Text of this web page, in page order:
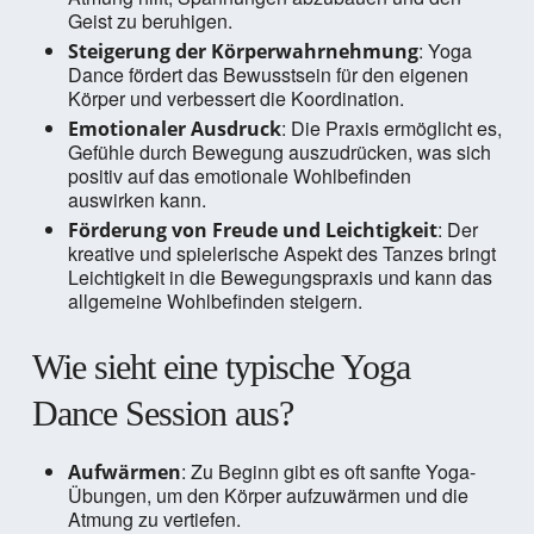
Geist zu beruhigen.
Steigerung der Körperwahrnehmung: Yoga
Dance fördert das Bewusstsein für den eigenen
Körper und verbessert die Koordination.
Emotionaler Ausdruck: Die Praxis ermöglicht es,
Gefühle durch Bewegung auszudrücken, was sich
positiv auf das emotionale Wohlbefinden
auswirken kann.
Förderung von Freude und Leichtigkeit: Der
kreative und spielerische Aspekt des Tanzes bringt
Leichtigkeit in die Bewegungspraxis und kann das
allgemeine Wohlbefinden steigern.
Wie sieht eine typische Yoga
Dance Session aus?
Aufwärmen: Zu Beginn gibt es oft sanfte Yoga-
Übungen, um den Körper aufzuwärmen und die
Atmung zu vertiefen.